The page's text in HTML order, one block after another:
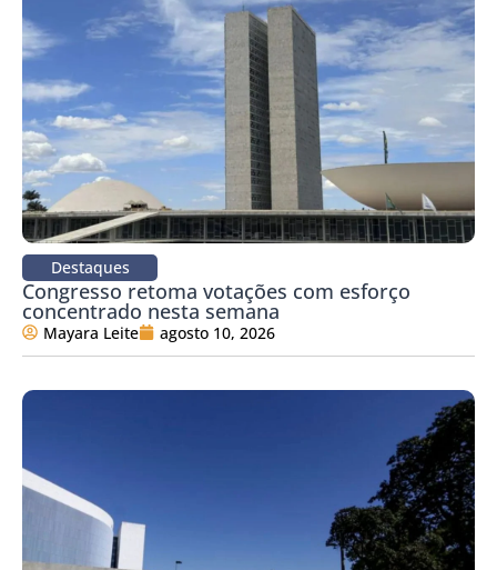
Destaques
Congresso retoma votações com esforço
concentrado nesta semana
Mayara Leite agosto 10, 2026